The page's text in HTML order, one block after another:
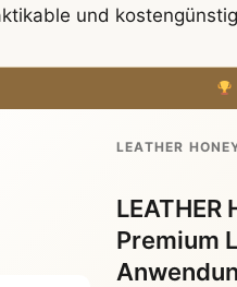
und
LEATHER
Premium